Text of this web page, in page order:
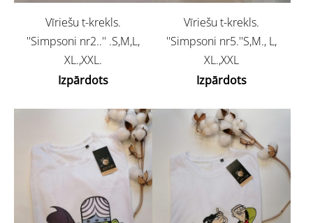
Vīriešu t-krekls.
''Simpsoni nr2..'' .S,M,L,
XL.,XXL.
Izpārdots
Vīriešu t-krekls.
''Simpsoni nr5.''S,M., L,
XL.,XXL
Izpārdots